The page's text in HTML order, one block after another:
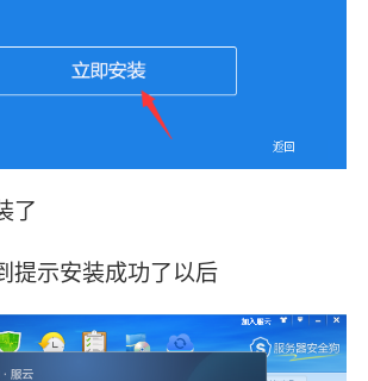
了
提示安装成功了以后